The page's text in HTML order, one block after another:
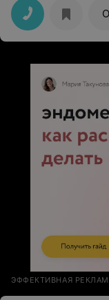
ЭФФЕКТИВНАЯ